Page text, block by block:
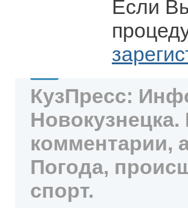
Если
КузПресс:
Новокузнецка.
комментарии,
Погода,
спорт.